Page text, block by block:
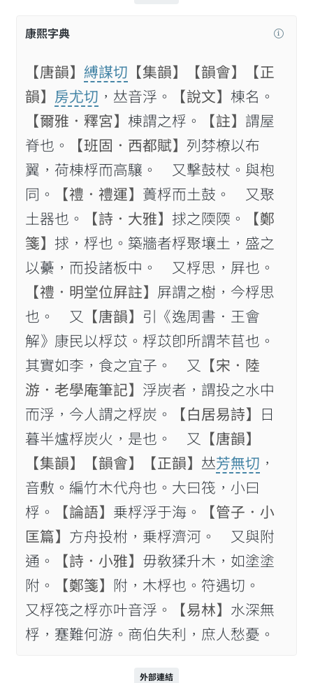
康熙字典
【唐韻】 縛謀切 【集韻】 【韻會】
【正
韻】 房尤切 ，𠀤音浮。 【說文】 棟名。
【爾雅．釋宮】 棟謂之桴。 【註】 謂屋
脊也。
【班固．西都賦】 列棼橑以布
翼，荷棟桴而高驤。 又擊鼓杖。與枹
同。
【禮．禮運】 蕢桴而土鼓。 又聚
土器也。
【詩．大雅】 捄之陾陾。
【鄭
箋】 捄，桴也。築牆者桴聚壤土，盛之
以虆，而投諸板中。 又桴思，屛也。
【禮．明堂位屛註】 屛謂之樹，今桴思
也。 又
【唐韻】 引《逸周書．王會
解》康民以桴苡。桴苡卽所謂芣苢也。
其實如李，食之宜子。 又
【宋．陸
游．老學庵筆記】 浮炭者，謂投之水中
而浮，今人謂之桴炭。
【白居易詩】
日
暮半爐桴炭火，是也。 又
【唐韻】
【集韻】
【韻會】 【正韻】 𠀤芳無切 ，
音敷。編竹木代舟也。大曰筏，小曰
桴。
【論語】 乗桴浮于海。
【管子．小
匡篇】 方舟投柎，乗桴濟河。 又與附
通。
【詩．小雅】 毋敎猱升木，如塗塗
附。
【鄭箋】 附，木桴也。符遇切。
又桴筏之桴亦叶音浮。
【易林】 水深無
桴，蹇難何游。商伯失利，庶人愁憂。
外部連結